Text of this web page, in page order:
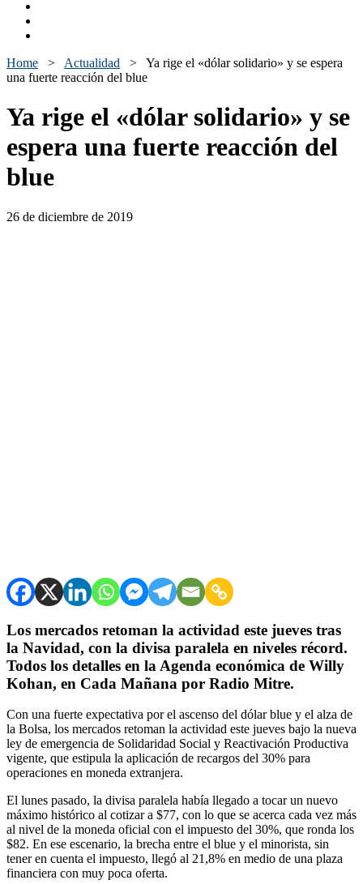
Home > Actualidad > Ya rige el «dólar solidario» y se espera
una fuerte reacción del blue
Ya rige el «dólar solidario» y se
espera una fuerte reacción del
blue
26 de diciembre de 2019
Los mercados retoman la actividad este jueves tras
la Navidad, con la divisa paralela en niveles récord.
Todos los detalles en la Agenda económica de Willy
Kohan, en Cada Mañana por Radio Mitre.
Con una fuerte expectativa por el ascenso del dólar blue y el alza de
la Bolsa, los mercados retoman la actividad este jueves bajo la nueva
ley de emergencia de Solidaridad Social y Reactivación Productiva
vigente, que estipula la aplicación de recargos del 30% para
operaciones en moneda extranjera.
El lunes pasado, la divisa paralela había llegado a tocar un nuevo
máximo histórico al cotizar a $77, con lo que se acerca cada vez más
al nivel de la moneda oficial con el impuesto del 30%, que ronda los
$82. En ese escenario, la brecha entre el blue y el minorista, sin
tener en cuenta el impuesto, llegó al 21,8% en medio de una plaza
financiera con muy poca oferta.